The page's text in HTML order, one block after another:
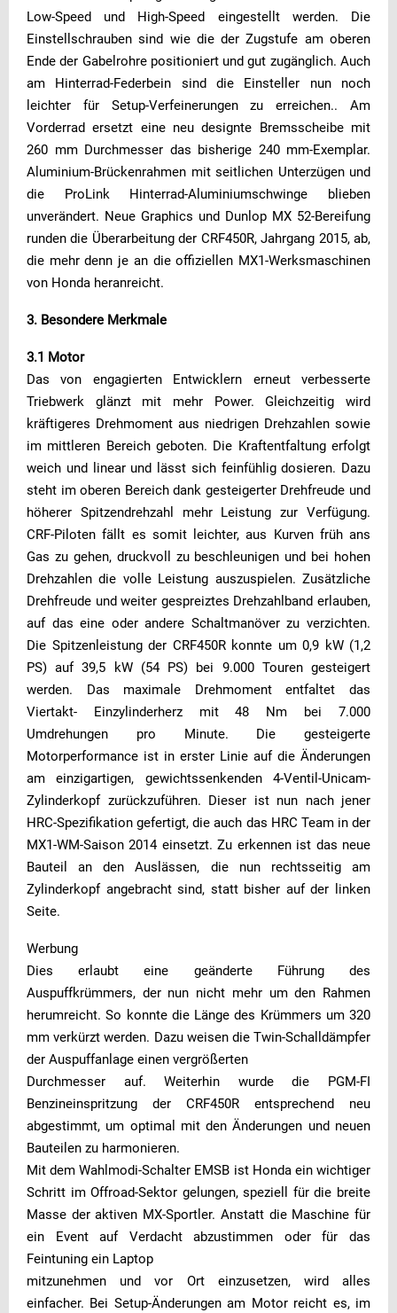
Low-Speed und High-Speed eingestellt werden. Die
Einstellschrauben sind wie die der Zugstufe am oberen
Ende der Gabelrohre positioniert und gut zugänglich. Auch
am Hinterrad-Federbein sind die Einsteller nun noch
leichter für Setup-Verfeinerungen zu erreichen.. Am
Vorderrad ersetzt eine neu designte Bremsscheibe mit
260 mm Durchmesser das bisherige 240 mm-Exemplar.
Aluminium-Brückenrahmen mit seitlichen Unterzügen und
die ProLink Hinterrad-Aluminiumschwinge blieben
unverändert. Neue Graphics und Dunlop MX 52-Bereifung
runden die Überarbeitung der CRF450R, Jahrgang 2015, ab,
die mehr denn je an die offiziellen MX1-Werksmaschinen
von Honda heranreicht.
3. Besondere Merkmale
3.1 Motor
Das von engagierten Entwicklern erneut verbesserte
Triebwerk glänzt mit mehr Power. Gleichzeitig wird
kräftigeres Drehmoment aus niedrigen Drehzahlen sowie
im mittleren Bereich geboten. Die Kraftentfaltung erfolgt
weich und linear und lässt sich feinfühlig dosieren. Dazu
steht im oberen Bereich dank gesteigerter Drehfreude und
höherer Spitzendrehzahl mehr Leistung zur Verfügung.
CRF-Piloten fällt es somit leichter, aus Kurven früh ans
Gas zu gehen, druckvoll zu beschleunigen und bei hohen
Drehzahlen die volle Leistung auszuspielen. Zusätzliche
Drehfreude und weiter gespreiztes Drehzahlband erlauben,
auf das eine oder andere Schaltmanöver zu verzichten.
Die Spitzenleistung der CRF450R konnte um 0,9 kW (1,2
PS) auf 39,5 kW (54 PS) bei 9.000 Touren gesteigert
werden. Das maximale Drehmoment entfaltet das
Viertakt- Einzylinderherz mit 48 Nm bei 7.000
Umdrehungen pro Minute. Die gesteigerte
Motorperformance ist in erster Linie auf die Änderungen
am einzigartigen, gewichtssenkenden 4-Ventil-Unicam-
Zylinderkopf zurückzuführen. Dieser ist nun nach jener
HRC-Spezifikation gefertigt, die auch das HRC Team in der
MX1-WM-Saison 2014 einsetzt. Zu erkennen ist das neue
Bauteil an den Auslässen, die nun rechtsseitig am
Zylinderkopf angebracht sind, statt bisher auf der linken
Seite.
Werbung
Dies erlaubt eine geänderte Führung des
Auspuffkrümmers, der nun nicht mehr um den Rahmen
herumreicht. So konnte die Länge des Krümmers um 320
mm verkürzt werden. Dazu weisen die Twin-Schalldämpfer
der Auspuffanlage einen vergrößerten
Durchmesser auf. Weiterhin wurde die PGM-FI
Benzineinspritzung der CRF450R entsprechend neu
abgestimmt, um optimal mit den Änderungen und neuen
Bauteilen zu harmonieren.
Mit dem Wahlmodi-Schalter EMSB ist Honda ein wichtiger
Schritt im Offroad-Sektor gelungen, speziell für die breite
Masse der aktiven MX-Sportler. Anstatt die Maschine für
ein Event auf Verdacht abzustimmen oder für das
Feintuning ein Laptop
mitzunehmen und vor Ort einzusetzen, wird alles
einfacher. Bei Setup-Änderungen am Motor reicht es, im